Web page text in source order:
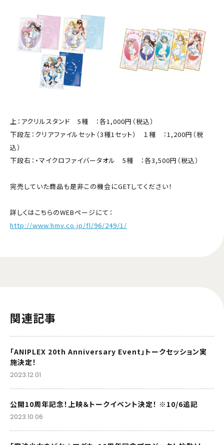
上：アクリルスタンド 5種 ：各1,000円（税込）
下段左：クリアファイルセット（3種1セット） １種 ：1,200円（税
込）
下段右：・マイクロファイバータオル 5種 ：各3,500円（税込）
完売していた商品も是非この機会にGETしてください！
詳しくはこちらのWEBページにて：
http://www.hmv.co.jp/fl/96/249/1/
関連記事
「ANIPLEX 20th Anniversary Event」トークセッション実
施決定！
2023.12.01
公開10周年記念！上映＆トークイベント決定！ ※10/6追記
2023.10.06